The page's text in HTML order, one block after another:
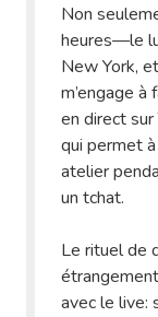
Non
heures—le
New York,
m’engage à
en direct
qui permet
atelier
un tchat.
Le rituel de
avec le live: